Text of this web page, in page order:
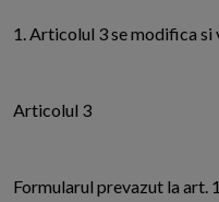
1. Articolul 3 se modifica si
Articolul 3
Formularul prevazut la art.